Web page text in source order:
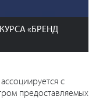
«БРЕНД
с
предоставляемых